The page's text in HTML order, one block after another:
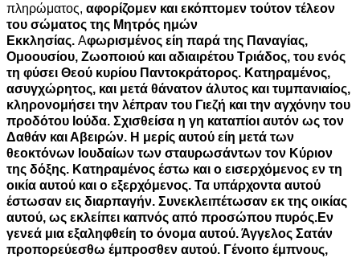
πληρώματος, αφορίζομεν και εκόπτομεν τούτον τέλεον
του σώματος της Μητρός ημών
Εκκλησίας. Αφωρισμένος είη παρά της Παναγίας,
Ομοουσίου, Ζωοποιού και αδιαιρέτου Τριάδος, του ενός
τη φύσει Θεού κυρίου Παντοκράτορος. Κατηραμένος,
ασυγχώρητος, και μετά θάνατον άλυτος και τυμπανιαίος,
κληρονομήσει την λέπραν του Γιεζή και την αγχόνην του
προδότου Ιούδα. Σχισθείσα η γη καταπίοι αυτόν ως τον
Δαθάν και Αβειρών. Η μερίς αυτού είη μετά των
θεοκτόνων Ιουδαίων των σταυρωσάντων τον Κύριον
της δόξης. Κατηραμένος έστω και ο εισερχόμενος εν τη
οικία αυτού και ο εξερχόμενος. Τα υπάρχοντα αυτού
έστωσαν εις διαρπαγήν. Συνεκλειπέτωσαν εκ της οικίας
αυτού, ως εκλείπει καπνός από προσώπου πυρός.Εν
γενεά μια εξαληφθείη το όνομα αυτού. Άγγελος Σατάν
προπορεύεσθω έμπροσθεν αυτού. Γένοιτο έμπνους,